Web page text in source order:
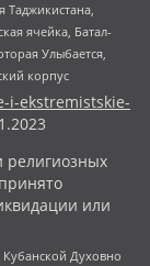
Таджикистана,
ячейка, Батал-
Улыбается,
корпус
i-ekstremistskie-
или
Духовно